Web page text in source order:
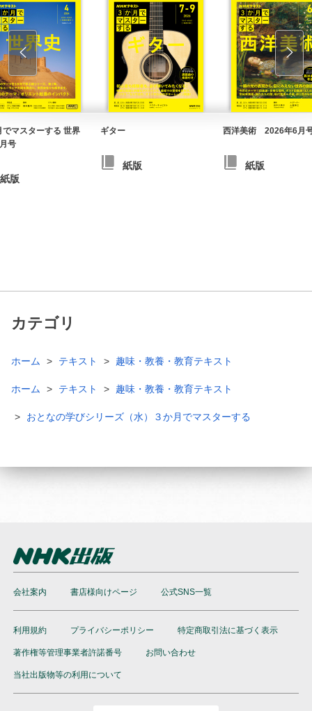
でマスターする 世界
号
紙版
ギター
紙版
西洋美術 2026年6月
紙版
カテゴリ
ホーム テキスト 趣味・教養・教育テキスト
ホーム テキスト 趣味・教養・教育テキスト
おとなの学びシリーズ（水）３か月でマスターする
会社案内 書店様向けページ 公式SNS一覧
利用規約 プライバシーポリシー 特定商取引法に基づく表示
著作権等管理事業者許諾番号 お問い合わせ
当社出版物等の利用について